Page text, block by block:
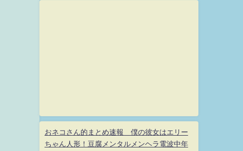
おネコさん的まとめ速報 僕の彼女はエリー
ちゃん人形！豆腐メンタルメンヘラ電波中年